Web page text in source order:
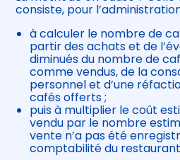
consiste, pour
à calculer le nombre de
partir des achats et de
diminués du nombre de
comme vendus, de la
personnel et d’une
cafés offerts ;
puis à multiplier le coût
vendu par le nombre
vente n’a pas été
comptabilité du